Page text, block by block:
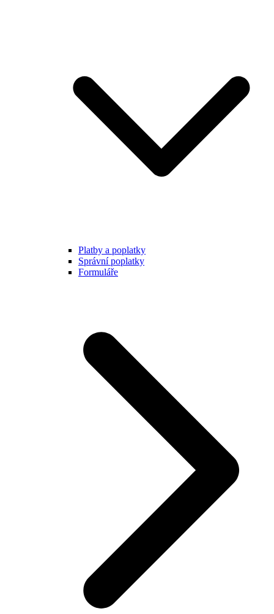
Platby a poplatky
Správní poplatky
Formuláře